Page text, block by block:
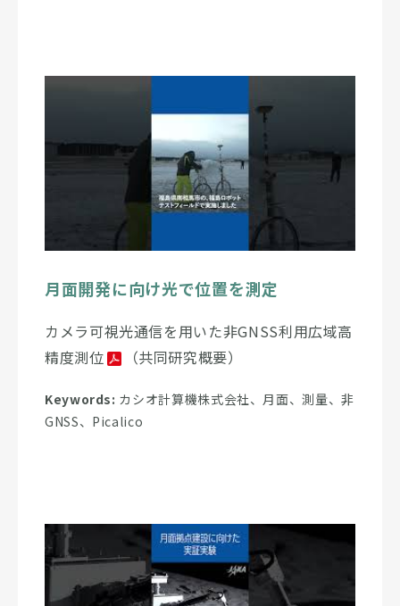
月面開発に向け光で位置を測定
カメラ可視光通信を用いた非GNSS利用広域高
精度測位
（共同研究概要）
Keywords: カシオ計算機株式会社、月面、測量、非
GNSS、Picalico